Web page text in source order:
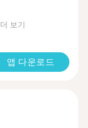
더 보기
앱 다운로드